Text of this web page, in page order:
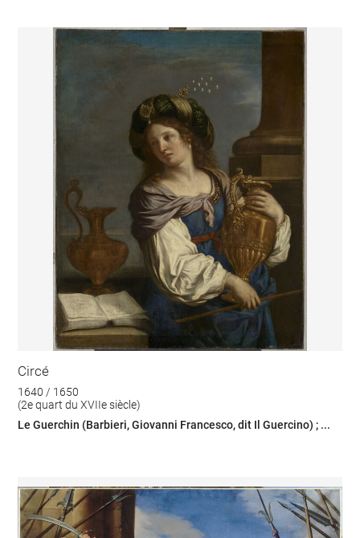
Circé
1640 / 1650
(2e quart du XVIIe siècle)
Le Guerchin (Barbieri, Giovanni Francesco, dit Il Guercino) ; ...